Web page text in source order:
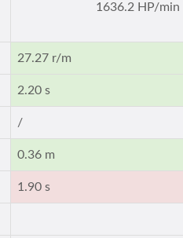
1636.2 HP/min
27.27 r/m
2.20 s
/
0.36 m
1.90 s